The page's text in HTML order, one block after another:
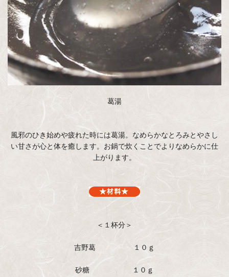
葛湯
風邪のひき始めや疲れた時には葛湯。なめらかなとろみとやさし
い甘さが心と体を癒します。お鍋で炊くことでよりなめらかに仕
上がります。
＜１杯分＞
吉野葛 １０ｇ
砂糖 １０ｇ